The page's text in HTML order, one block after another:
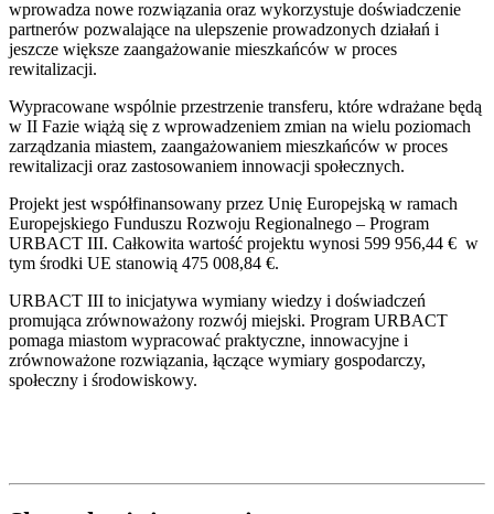
wprowadza nowe rozwiązania oraz wykorzystuje doświadczenie
partnerów pozwalające na ulepszenie prowadzonych działań i
jeszcze większe zaangażowanie mieszkańców w proces
rewitalizacji.
Wypracowane wspólnie przestrzenie transferu, które wdrażane będą
w II Fazie wiążą się z wprowadzeniem zmian na wielu poziomach
zarządzania miastem, zaangażowaniem mieszkańców w proces
rewitalizacji oraz zastosowaniem innowacji społecznych.
Projekt jest współfinansowany przez Unię Europejską w ramach
Europejskiego Funduszu Rozwoju Regionalnego – Program
URBACT III. Całkowita wartość projektu wynosi 599 956,44 € w
tym środki UE stanowią 475 008,84 €.
URBACT III to inicjatywa wymiany wiedzy i doświadczeń
promująca zrównoważony rozwój miejski. Program URBACT
pomaga miastom wypracować praktyczne, innowacyjne i
zrównoważone rozwiązania, łączące wymiary gospodarczy,
społeczny i środowiskowy.